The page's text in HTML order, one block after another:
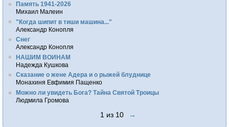
Память 1941-2026
Михаил Малеин
"Когда шипит в тиши машина..."
Александр Конопля
Снег
Александр Конопля
НАШИМ ВОИНАМ
Надежда Кушкова
Сказание о жене Адера и о рыжей блуднице
Монахиня Евфимия Пащенко
Можно ли увидеть Бога? Тайна Святой Троицы
Людмила Громова
1 из 10 →